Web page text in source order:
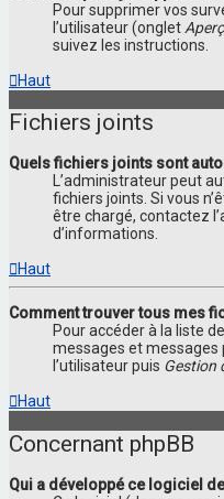
Pour supprimer vos
l’utilisateur (onglet
suivez les instructions.
Haut
Fichiers joints
Quels fichiers joints sont
L’administrateur peut
fichiers joints. Si vous
être chargé, contactez
d’informations.
Haut
Comment trouver tous mes
Pour accéder à la liste
messages et messages
l’utilisateur puis Gestion
Haut
Concernant phpBB
Qui a développé ce logiciel